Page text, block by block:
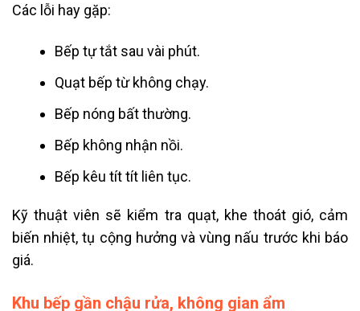
Các lỗi hay gặp:
Bếp tự tắt sau vài phút.
Quạt bếp từ không chạy.
Bếp nóng bất thường.
Bếp không nhận nồi.
Bếp kêu tít tít liên tục.
Kỹ thuật viên sẽ kiểm tra quạt, khe thoát gió, cảm
biến nhiệt, tụ cộng hưởng và vùng nấu trước khi báo
giá.
Khu bếp gần chậu rửa, không gian ẩm